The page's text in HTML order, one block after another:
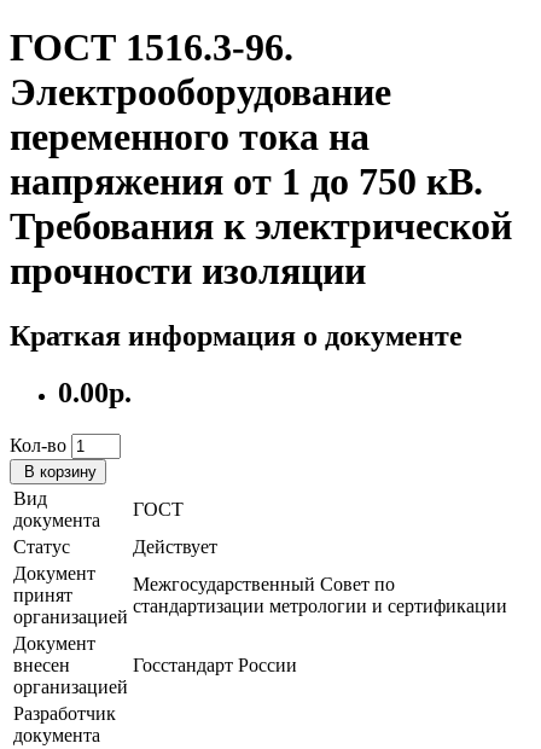
ГОСТ 1516.3-96.
Электрооборудование
переменного тока на
напряжения от 1 до 750 кВ.
Требования к электрической
прочности изоляции
Краткая информация о документе
0.00р.
Кол-во
В корзину
Вид
документа
ГОСТ
Статус
Действует
Документ
принят
организацией
Межгосударственный Совет по
стандартизации метрологии и сертификации
Документ
внесен
организацией
Госстандарт России
Разработчик
документа